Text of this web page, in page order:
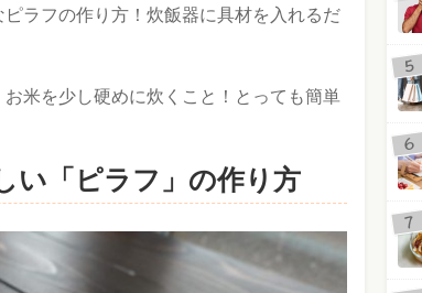
ラフの作り方！炊飯器に具材を入れるだ
米を少し硬めに炊くこと！とっても簡単
い「ピラフ」の作り方